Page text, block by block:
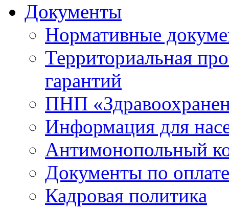
Документы
Нормативные
Территориальная
гарантий
ПНП
Информация для
Антимонопольный
Документы по
Кадровая политика